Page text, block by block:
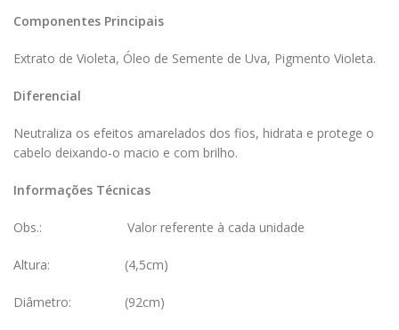
Componentes Principais
Extrato de Violeta, Óleo de Semente de Uva, Pigmento Violeta.
Diferencial
Neutraliza os efeitos amarelados dos fios, hidrata e protege o
cabelo deixando-o macio e com brilho.
Informações Técnicas
Obs.: Valor referente à cada unidade
Altura: (4,5cm)
Diâmetro: (92cm)